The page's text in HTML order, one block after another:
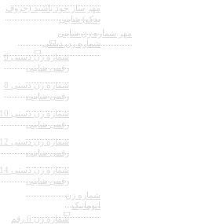
مهر ساز خود باشید (حروف
یدک) شاینی
مهر شماره زن شاینی
شماره زن دستی
شماره زن دستی 6
رقمی شاینی
شماره زن دستی 8
رقمی شاینی
شماره زن دستی 10
رقمی شاینی
شماره زن دستی 12
رقمی شاینی
شماره زن دستی 14
رقمی شاینی
شماره زن
اتوماتیک
شماره زن 6 رقم